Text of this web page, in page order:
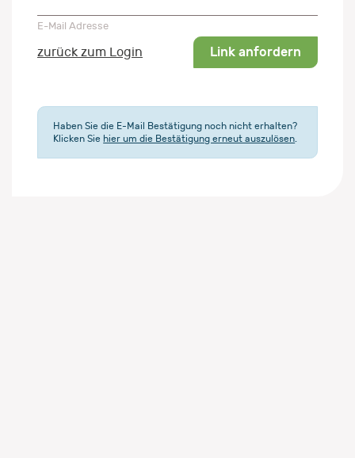
E-Mail Adresse
zurück zum Login Link anfordern
Haben Sie die E-Mail Bestätigung noch nicht erhalten?
Klicken Sie hier um die Bestätigung erneut auszulösen.